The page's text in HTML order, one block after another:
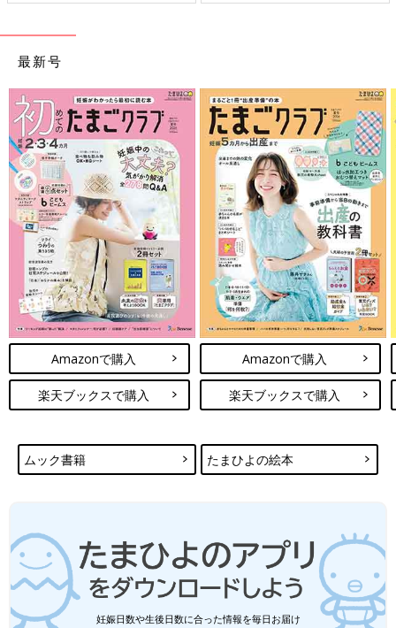
最新号
Amazonで購入
楽天ブックスで購入
Amazonで購入
楽天ブックスで購入
ムック書籍 たまひよの絵本
妊娠日数や生後日数に合った情報を毎日お届け